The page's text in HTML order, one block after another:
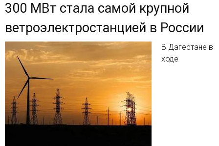
300 МВт стала самой крупной
ветроэлектростанцией в России
В Дагестане в
ходе